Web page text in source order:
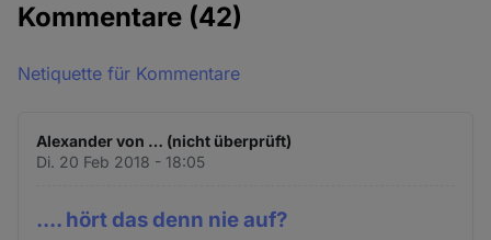
Kommentare (42)
Netiquette für Kommentare
Alexander von … (nicht überprüft)
Di. 20 Feb 2018 - 18:05
.... hört das denn nie auf?